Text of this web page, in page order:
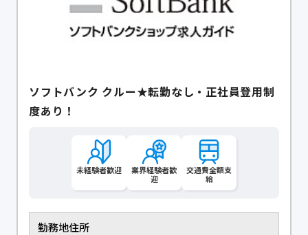
ソフトバンク クルー★転勤なし・正社員登用制
度あり！
未経験者歓迎
業界経験者歓
迎
交通費全額支
給
勤務地住所